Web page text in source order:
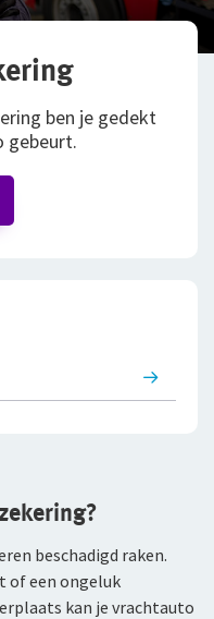
ben je gedekt
gebeurt.
beschadigd raken.
of een ongeluk
kan je vrachtauto